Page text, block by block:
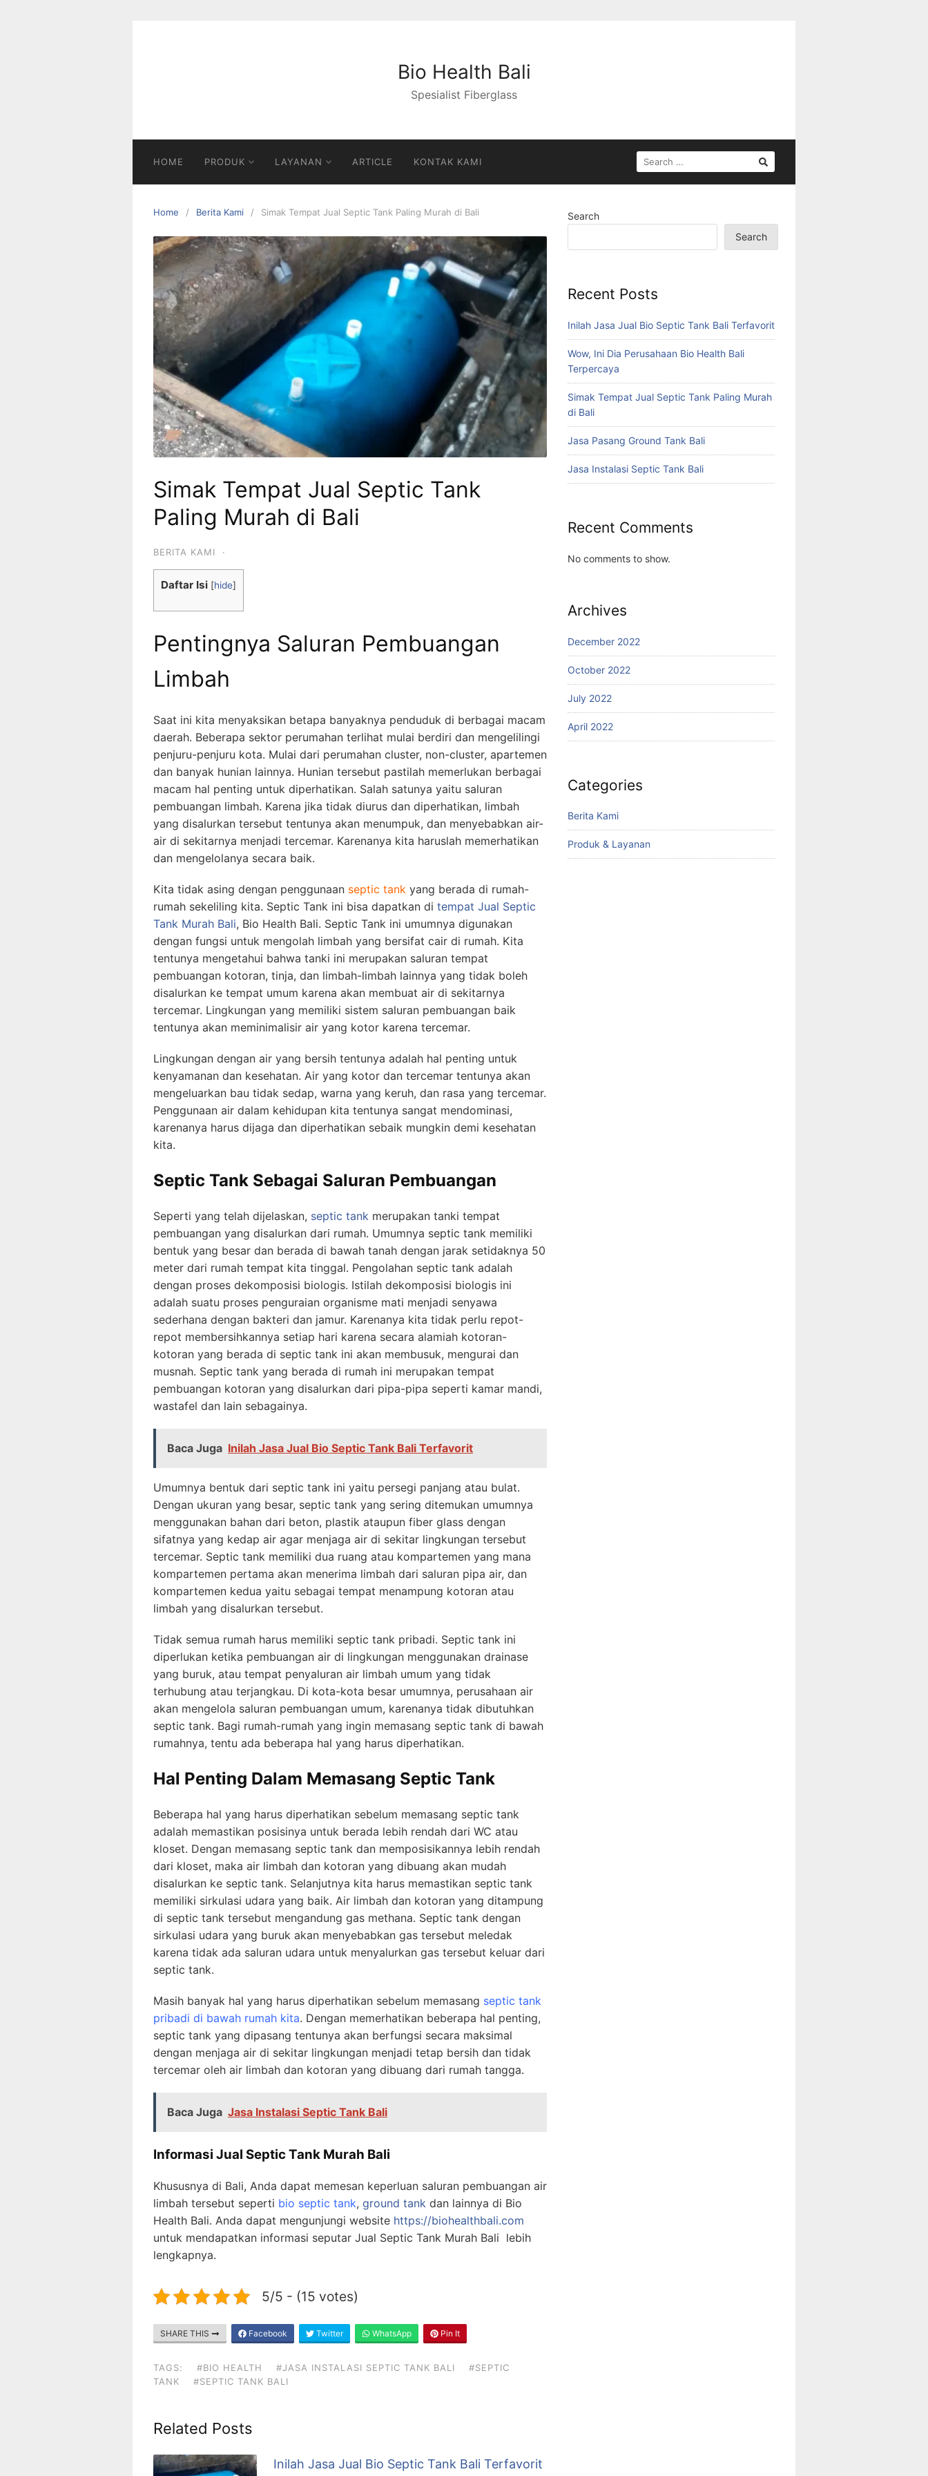
Bio Health Bali
Spesialist Fiberglass
HOME PRODUK LAYANAN ARTICLE KONTAK KAMI
SEARCH
FOR:
Home Berita Kami Simak Tempat Jual Septic Tank Paling Murah di Bali
Simak Tempat Jual Septic Tank
Paling Murah di Bali
BERITA KAMI ·
Daftar Isi [hide]
Pentingnya Saluran Pembuangan
Limbah
Saat ini kita menyaksikan betapa banyaknya penduduk di berbagai macam
daerah. Beberapa sektor perumahan terlihat mulai berdiri dan mengelilingi
penjuru-penjuru kota. Mulai dari perumahan cluster, non-cluster, apartemen
dan banyak hunian lainnya. Hunian tersebut pastilah memerlukan berbagai
macam hal penting untuk diperhatikan. Salah satunya yaitu saluran
pembuangan limbah. Karena jika tidak diurus dan diperhatikan, limbah
yang disalurkan tersebut tentunya akan menumpuk, dan menyebabkan air-
air di sekitarnya menjadi tercemar. Karenanya kita haruslah memerhatikan
dan mengelolanya secara baik.
Kita tidak asing dengan penggunaan septic tank yang berada di rumah-
rumah sekeliling kita. Septic Tank ini bisa dapatkan di tempat Jual Septic
Tank Murah Bali, Bio Health Bali. Septic Tank ini umumnya digunakan
dengan fungsi untuk mengolah limbah yang bersifat cair di rumah. Kita
tentunya mengetahui bahwa tanki ini merupakan saluran tempat
pembuangan kotoran, tinja, dan limbah-limbah lainnya yang tidak boleh
disalurkan ke tempat umum karena akan membuat air di sekitarnya
tercemar. Lingkungan yang memiliki sistem saluran pembuangan baik
tentunya akan meminimalisir air yang kotor karena tercemar.
Lingkungan dengan air yang bersih tentunya adalah hal penting untuk
kenyamanan dan kesehatan. Air yang kotor dan tercemar tentunya akan
mengeluarkan bau tidak sedap, warna yang keruh, dan rasa yang tercemar.
Penggunaan air dalam kehidupan kita tentunya sangat mendominasi,
karenanya harus dijaga dan diperhatikan sebaik mungkin demi kesehatan
kita.
Septic Tank Sebagai Saluran Pembuangan
Seperti yang telah dijelaskan, septic tank merupakan tanki tempat
pembuangan yang disalurkan dari rumah. Umumnya septic tank memiliki
bentuk yang besar dan berada di bawah tanah dengan jarak setidaknya 50
meter dari rumah tempat kita tinggal. Pengolahan septic tank adalah
dengan proses dekomposisi biologis. Istilah dekomposisi biologis ini
adalah suatu proses penguraian organisme mati menjadi senyawa
sederhana dengan bakteri dan jamur. Karenanya kita tidak perlu repot-
repot membersihkannya setiap hari karena secara alamiah kotoran-
kotoran yang berada di septic tank ini akan membusuk, mengurai dan
musnah. Septic tank yang berada di rumah ini merupakan tempat
pembuangan kotoran yang disalurkan dari pipa-pipa seperti kamar mandi,
wastafel dan lain sebagainya.
Baca Juga Inilah Jasa Jual Bio Septic Tank Bali Terfavorit
Umumnya bentuk dari septic tank ini yaitu persegi panjang atau bulat.
Dengan ukuran yang besar, septic tank yang sering ditemukan umumnya
menggunakan bahan dari beton, plastik ataupun fiber glass dengan
sifatnya yang kedap air agar menjaga air di sekitar lingkungan tersebut
tercemar. Septic tank memiliki dua ruang atau kompartemen yang mana
kompartemen pertama akan menerima limbah dari saluran pipa air, dan
kompartemen kedua yaitu sebagai tempat menampung kotoran atau
limbah yang disalurkan tersebut.
Tidak semua rumah harus memiliki septic tank pribadi. Septic tank ini
diperlukan ketika pembuangan air di lingkungan menggunakan drainase
yang buruk, atau tempat penyaluran air limbah umum yang tidak
terhubung atau terjangkau. Di kota-kota besar umumnya, perusahaan air
akan mengelola saluran pembuangan umum, karenanya tidak dibutuhkan
septic tank. Bagi rumah-rumah yang ingin memasang septic tank di bawah
rumahnya, tentu ada beberapa hal yang harus diperhatikan.
Hal Penting Dalam Memasang Septic Tank
Beberapa hal yang harus diperhatikan sebelum memasang septic tank
adalah memastikan posisinya untuk berada lebih rendah dari WC atau
kloset. Dengan memasang septic tank dan memposisikannya lebih rendah
dari kloset, maka air limbah dan kotoran yang dibuang akan mudah
disalurkan ke septic tank. Selanjutnya kita harus memastikan septic tank
memiliki sirkulasi udara yang baik. Air limbah dan kotoran yang ditampung
di septic tank tersebut mengandung gas methana. Septic tank dengan
sirkulasi udara yang buruk akan menyebabkan gas tersebut meledak
karena tidak ada saluran udara untuk menyalurkan gas tersebut keluar dari
septic tank.
Masih banyak hal yang harus diperhatikan sebelum memasang septic tank
pribadi di bawah rumah kita. Dengan memerhatikan beberapa hal penting,
septic tank yang dipasang tentunya akan berfungsi secara maksimal
dengan menjaga air di sekitar lingkungan menjadi tetap bersih dan tidak
tercemar oleh air limbah dan kotoran yang dibuang dari rumah tangga.
Baca Juga Jasa Instalasi Septic Tank Bali
Informasi Jual Septic Tank Murah Bali
Khususnya di Bali, Anda dapat memesan keperluan saluran pembuangan air
limbah tersebut seperti bio septic tank, ground tank dan lainnya di Bio
Health Bali. Anda dapat mengunjungi website https://biohealthbali.com
untuk mendapatkan informasi seputar Jual Septic Tank Murah Bali lebih
lengkapnya.
5/5 - (15 votes)
SHARE THIS Facebook Twitter WhatsApp Pin It
TAGS: #BIO HEALTH #JASA INSTALASI SEPTIC TANK BALI
#SEPTIC
TANK
#SEPTIC TANK BALI
Related Posts
Inilah Jasa Jual Bio Septic Tank Bali Terfavorit
Search
Search
Recent Posts
Inilah Jasa Jual Bio Septic Tank Bali Terfavorit
Wow, Ini Dia Perusahaan Bio Health Bali
Terpercaya
Simak Tempat Jual Septic Tank Paling Murah
di Bali
Jasa Pasang Ground Tank Bali
Jasa Instalasi Septic Tank Bali
Recent Comments
No comments to show.
Archives
December 2022
October 2022
July 2022
April 2022
Categories
Berita Kami
Produk & Layanan